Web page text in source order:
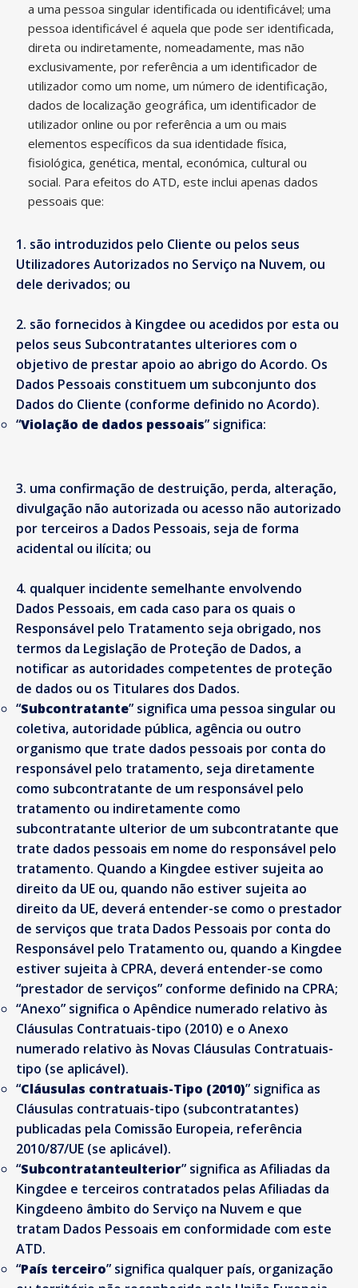
a uma pessoa singular identificada ou identificável; uma
pessoa identificável é aquela que pode ser identificada,
direta ou indiretamente, nomeadamente, mas não
exclusivamente, por referência a um identificador de
utilizador como um nome, um número de identificação,
dados de localização geográfica, um identificador de
utilizador online ou por referência a um ou mais
elementos específicos da sua identidade física,
fisiológica, genética, mental, económica, cultural ou
social. Para efeitos do ATD, este inclui apenas dados
pessoais que:
são introduzidos pelo Cliente ou pelos seus
Utilizadores Autorizados no Serviço na Nuvem, ou
dele derivados; ou
são fornecidos à Kingdee ou acedidos por esta ou
pelos seus Subcontratantes ulteriores com o
objetivo de prestar apoio ao abrigo do Acordo. Os
Dados Pessoais constituem um subconjunto dos
Dados do Cliente (conforme definido no Acordo).
“Violação de dados pessoais” significa:
uma confirmação de destruição, perda, alteração,
divulgação não autorizada ou acesso não autorizado
por terceiros a Dados Pessoais, seja de forma
acidental ou ilícita; ou
qualquer incidente semelhante envolvendo
Dados Pessoais, em cada caso para os quais o
Responsável pelo Tratamento seja obrigado, nos
termos da Legislação de Proteção de Dados, a
notificar as autoridades competentes de proteção
de dados ou os Titulares dos Dados.
“Subcontratante” significa uma pessoa singular ou
coletiva, autoridade pública, agência ou outro
organismo que trate dados pessoais por conta do
responsável pelo tratamento, seja diretamente
como subcontratante de um responsável pelo
tratamento ou indiretamente como
subcontratante ulterior de um subcontratante que
trate dados pessoais em nome do responsável pelo
tratamento. Quando a Kingdee estiver sujeita ao
direito da UE ou, quando não estiver sujeita ao
direito da UE, deverá entender-se como o prestador
de serviços que trata Dados Pessoais por conta do
Responsável pelo Tratamento ou, quando a Kingdee
estiver sujeita à CPRA, deverá entender-se como
“prestador de serviços” conforme definido na CPRA;
“Anexo” significa o Apêndice numerado relativo às
Cláusulas Contratuais-tipo (2010) e o Anexo
numerado relativo às Novas Cláusulas Contratuais-
tipo (se aplicável).
“Cláusulas contratuais-Tipo (2010)” significa as
Cláusulas contratuais-tipo (subcontratantes)
publicadas pela Comissão Europeia, referência
2010/87/UE (se aplicável).
“Subcontratanteulterior” significa as Afiliadas da
Kingdee e terceiros contratados pelas Afiliadas da
Kingdeeno âmbito do Serviço na Nuvem e que
tratam Dados Pessoais em conformidade com este
ATD.
“País terceiro” significa qualquer país, organização